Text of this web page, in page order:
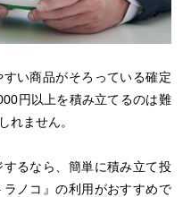
い商品がそろっている確定
円以上を積み立てるのは難
れません。
るなら、簡単に積み立て投
ノコ』の利用がおすすめで